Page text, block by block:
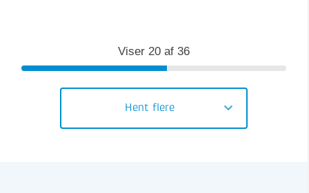
Viser 20 af 36
Hent flere